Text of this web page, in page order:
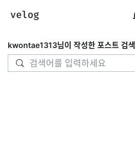
kwontae1313님이 작성한 포스트 검색